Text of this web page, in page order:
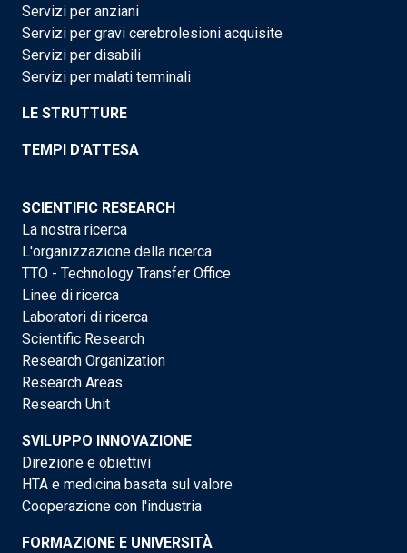
Servizi per anziani
Servizi per gravi cerebrolesioni acquisite
Servizi per disabili
Servizi per malati terminali
LE STRUTTURE
TEMPI D'ATTESA
SCIENTIFIC RESEARCH
La nostra ricerca
L'organizzazione della ricerca
TTO - Technology Transfer Office
Linee di ricerca
Laboratori di ricerca
Scientific Research
Research Organization
Research Areas
Research Unit
SVILUPPO INNOVAZIONE
Direzione e obiettivi
HTA e medicina basata sul valore
Cooperazione con l'industria
FORMAZIONE E UNIVERSITÀ